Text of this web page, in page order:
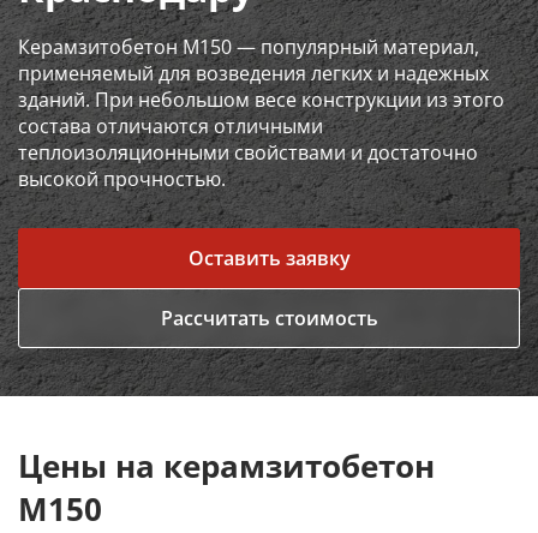
Керамзитобетон М150 — популярный материал,
применяемый для возведения легких и надежных
зданий. При небольшом весе конструкции из этого
состава отличаются отличными
теплоизоляционными свойствами и достаточно
высокой прочностью.
Оставить заявку
Рассчитать стоимость
Цены на керамзитобетон
М150